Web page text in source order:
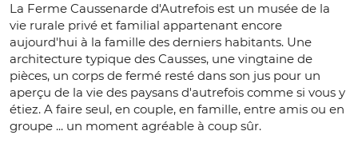
La Ferme Caussenarde d'Autrefois est un musée de la
vie rurale privé et familial appartenant encore
aujourd'hui à la famille des derniers habitants. Une
architecture typique des Causses, une vingtaine de
pièces, un corps de fermé resté dans son jus pour un
aperçu de la vie des paysans d'autrefois comme si vous y
étiez. A faire seul, en couple, en famille, entre amis ou en
groupe ... un moment agréable à coup sûr.